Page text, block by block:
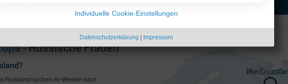
-Russische Frauen
Russland suchen im Westen nach
Individuelle Cookie-Einstellungen
Datenschutzerklärung | Impressum